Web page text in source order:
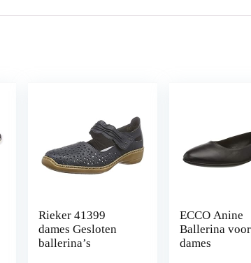
Rieker 41399
dames Gesloten
ballerina’s
ECCO Anine
Ballerina voor
dames